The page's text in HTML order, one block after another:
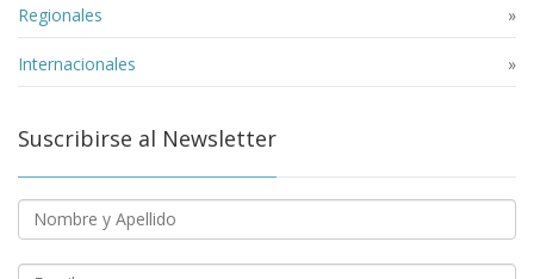
»
Regionales
»
Internacionales
Suscribirse al Newsletter